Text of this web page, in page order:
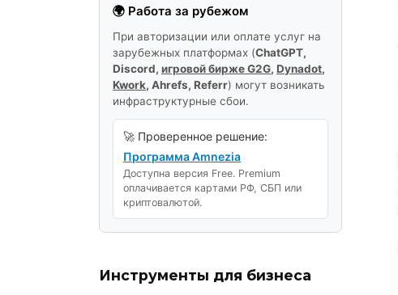
🌍 Работа за рубежом
При авторизации или оплате услуг на
зарубежных платформах (ChatGPT,
Discord, игровой бирже G2G, Dynadot,
Kwork, Ahrefs, Referr) могут возникать
инфраструктурные сбои.
🚀 Проверенное решение:
Программа Amnezia
Доступна версия Free. Premium
оплачивается картами РФ, СБП или
криптовалютой.
Инструменты для бизнеса